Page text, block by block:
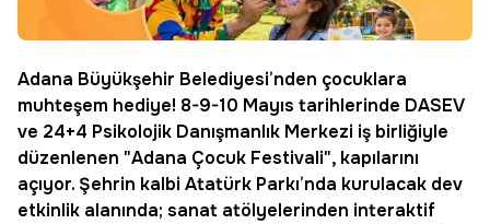
Adana Büyükşehir Belediyesi’nden çocuklara
muhteşem hediye! 8-9-10 Mayıs tarihlerinde DASEV
ve 24+4 Psikolojik Danışmanlık Merkezi iş birliğiyle
düzenlenen "Adana Çocuk Festivali", kapılarını
açıyor. Şehrin kalbi Atatürk Parkı’nda kurulacak dev
etkinlik alanında; sanat atölyelerinden interaktif